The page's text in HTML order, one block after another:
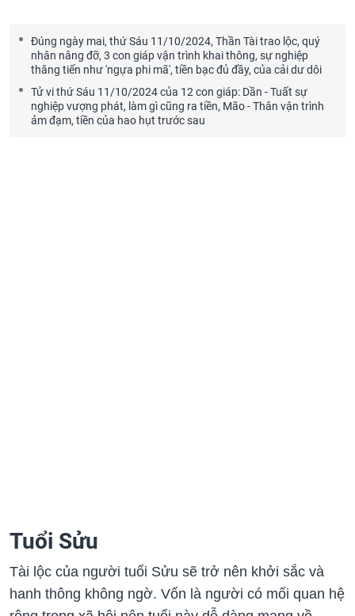
Đúng ngày mai, thứ Sáu 11/10/2024, Thần Tài trao lộc, quý
nhân nâng đỡ, 3 con giáp vận trình khai thông, sự nghiệp
thăng tiến như 'ngựa phi mã', tiền bạc đủ đầy, của cải dư dôi
Tử vi thứ Sáu 11/10/2024 của 12 con giáp: Dần - Tuất sự
nghiệp vượng phát, làm gì cũng ra tiền, Mão - Thân vận trình
ảm đạm, tiền của hao hụt trước sau
Tuổi Sửu
Tài lộc của người tuổi Sửu sẽ trở nên khởi sắc và
hanh thông không ngờ. Vốn là người có mối quan hệ